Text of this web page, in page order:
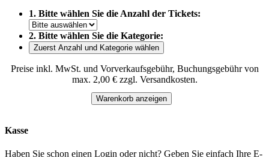
1. Bitte wählen Sie die Anzahl der Tickets:
2. Bitte wählen Sie die Kategorie:
Zuerst Anzahl und Kategorie wählen
Preise inkl. MwSt. und Vorverkaufsgebühr, Buchungsgebühr von
max. 2,00 € zzgl. Versandkosten.
Warenkorb anzeigen
Kasse
Haben Sie schon einen Login oder nicht? Geben Sie einfach Ihre E-